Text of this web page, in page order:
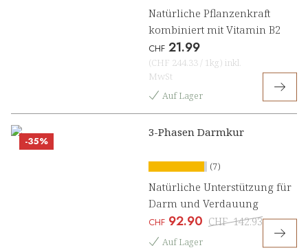
Natürliche Pflanzenkraft
kombiniert mit Vitamin B2
CHF 21.99
(CHF 244.33 / 1kg) inkl.
MwSt
Auf Lager
-35%
3-Phasen Darmkur
(7)
Natürliche Unterstützung für
Darm und Verdauung
CHF 92.90 CHF 142.93
Auf Lager